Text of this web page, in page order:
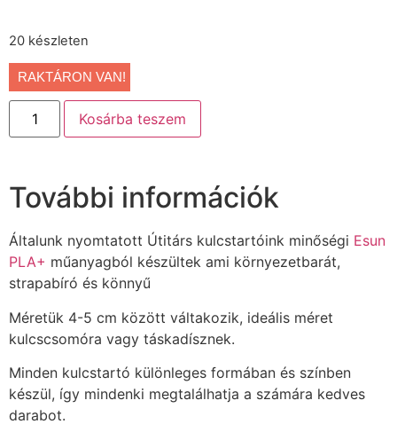
20 készleten
RAKTÁRON VAN!
Kosárba teszem
További információk
Általunk nyomtatott Útitárs kulcstartóink minőségi Esun
PLA+ műanyagból készültek ami környezetbarát,
strapabíró és könnyű
Méretük 4-5 cm között váltakozik, ideális méret
kulcscsomóra vagy táskadísznek.
Minden kulcstartó különleges formában és színben
készül, így mindenki megtalálhatja a számára kedves
darabot.